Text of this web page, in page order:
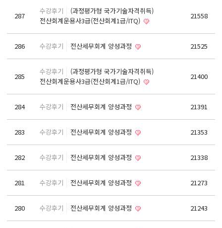
287
수강후기
(과정평가형 국가기술자격취득)
전산회계운용사3급(전산회계1급/ITQ)
21558
286 수강후기 전산세무회계 양성과정 21525
285
수강후기
(과정평가형 국가기술자격취득)
전산회계운용사3급(전산회계1급/ITQ)
21400
284 수강후기 전산세무회계 양성과정 21391
283 수강후기 전산세무회계 양성과정 21353
282 수강후기 전산세무회계 양성과정 21338
281 수강후기 전산세무회계 양성과정 21273
280 수강후기 전산세무회계 양성과정 21243
전기기능사(필기+실기) 자격증 취득과정
직업상담사 2급 (필기+실기) 자격증 취득과정
포토샵 자격증 취득과정(GTQ1급)
일러스트 자격증 취득과정(GTQi 1급)
전산세무 2급 / TAT 2급 자격증 취득과정
기초회계원리 및 전산회계2급 자격증 취득과정
ERP정보관리사(회계2급) / (인사2급) 자격증 취득과정
전산응용건축제도기능사(실기)
컴퓨터활용능력1급(컴활1급)
컴퓨터활용능력2급(엑셀실무)